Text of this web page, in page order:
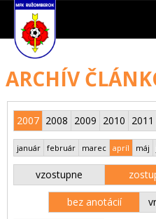
ARCHÍV
2007 2008 2009 2010 2011
január február marec apríl máj
vzostupne
bez anotácií